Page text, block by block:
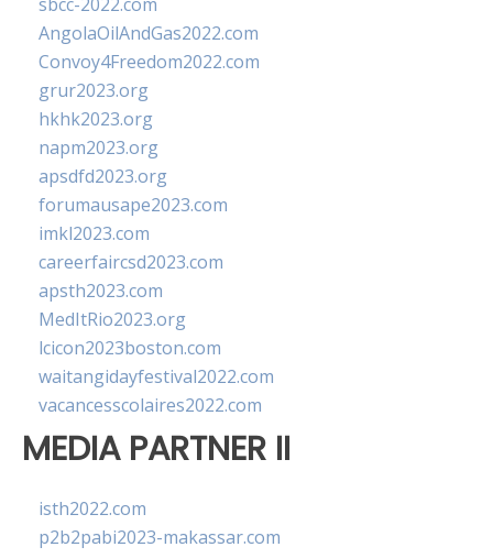
AngolaOilAndGas2022.com
Convoy4Freedom2022.com
grur2023.org
hkhk2023.org
napm2023.org
apsdfd2023.org
forumausape2023.com
imkl2023.com
careerfaircsd2023.com
apsth2023.com
MedItRio2023.org
lcicon2023boston.com
waitangidayfestival2022.com
vacancesscolaires2022.com
MEDIA PARTNER II
isth2022.com
p2b2pabi2023-makassar.com